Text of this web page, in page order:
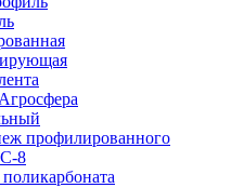
профилированного
8